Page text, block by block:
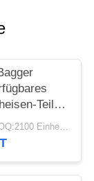
Teile
negotiable MOQ:2100 Einheiten